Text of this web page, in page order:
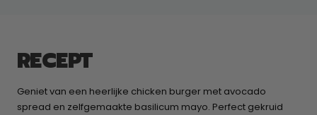
RECEPT
Geniet van een heerlijke chicken burger met avocado
spread en zelfgemaakte basilicum mayo. Perfect gekruid